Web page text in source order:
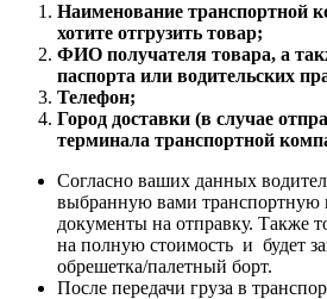
Наименование транспортной
хотите отгрузить товар;
ФИО получателя товара, а
паспорта или водительских
Телефон;
Город доставки (в случае
терминала транспортной
Согласно ваших данных
выбранную вами
документы на отправку. Также
на полную стоимость и будет
обрешетка/палетный борт.
После передачи груза в